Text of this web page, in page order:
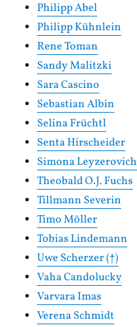
Philipp Abel
Philipp Kühnlein
Rene Toman
Sandy Malitzki
Sara Cascino
Sebastian Albin
Selina Früchtl
Senta Hirscheider
Simona Leyzerovich
Theobald O.J. Fuchs
Tillmann Severin
Timo Möller
Tobias Lindemann
Uwe Scherzer (†)
Vaha Candolucky
Varvara Imas
Verena Schmidt